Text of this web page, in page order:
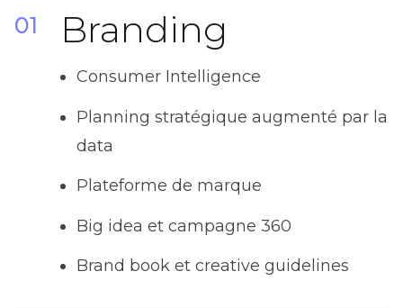
01 Branding
Consumer Intelligence
Planning stratégique augmenté par la
data
Plateforme de marque
Big idea et campagne 360
Brand book et creative guidelines